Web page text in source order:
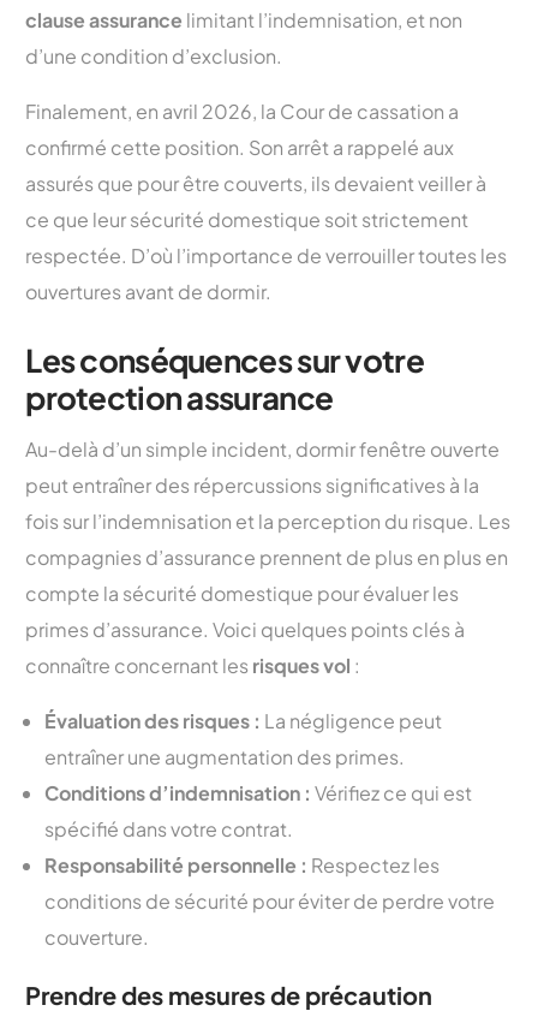
clause assurance limitant l’indemnisation, et non
d’une condition d’exclusion.
Finalement, en avril 2026, la Cour de cassation a
confirmé cette position. Son arrêt a rappelé aux
assurés que pour être couverts, ils devaient veiller à
ce que leur sécurité domestique soit strictement
respectée. D’où l’importance de verrouiller toutes les
ouvertures avant de dormir.
Les conséquences sur votre
protection assurance
Au-delà d’un simple incident, dormir fenêtre ouverte
peut entraîner des répercussions significatives à la
fois sur l’indemnisation et la perception du risque. Les
compagnies d’assurance prennent de plus en plus en
compte la sécurité domestique pour évaluer les
primes d’assurance. Voici quelques points clés à
connaître concernant lesrisques vol :
Évaluation des risques : La négligence peut
entraîner une augmentation des primes.
Conditions d’indemnisation : Vérifiez ce qui est
spécifié dans votre contrat.
Responsabilité personnelle : Respectez les
conditions de sécurité pour éviter de perdre votre
couverture.
Prendre des mesures de précaution